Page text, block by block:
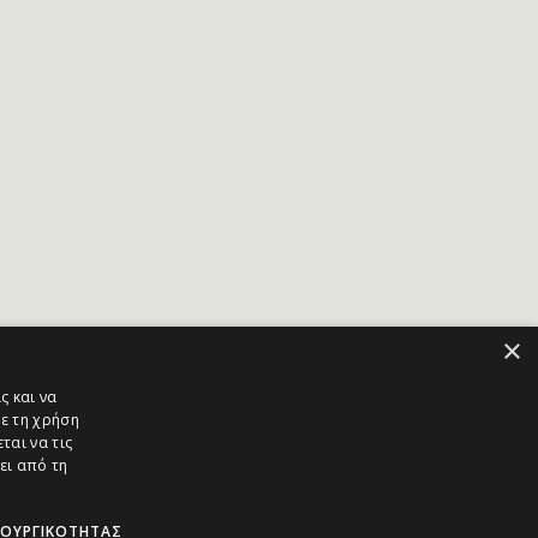
×
και να
τη χρήση
να τις
από τη